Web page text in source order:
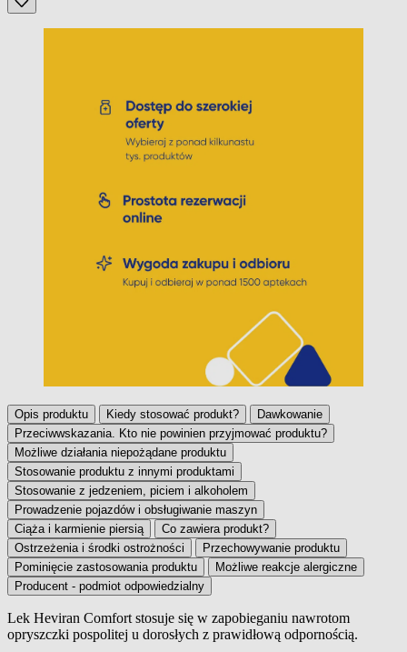
Opis produktu Kiedy stosować produkt?
Dawkowanie
Przeciwwskazania. Kto nie powinien przyjmować produktu?
Możliwe działania niepożądane produktu
Stosowanie produktu z innymi produktami
Stosowanie z jedzeniem, piciem i alkoholem
Prowadzenie pojazdów i obsługiwanie maszyn
Ciąża i karmienie piersią
Co zawiera produkt?
Ostrzeżenia i środki ostrożności
Przechowywanie produktu
Pominięcie zastosowania produktu
Możliwe reakcje alergiczne
Producent - podmiot odpowiedzialny
Opis produktu
Lek Heviran Comfort stosuje się w zapobieganiu nawrotom
opryszczki pospolitej u dorosłych z prawidłową odpornością.